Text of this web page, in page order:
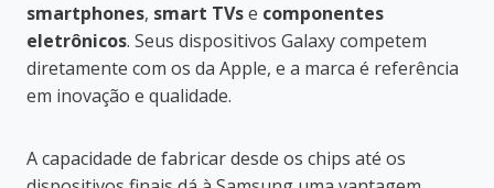
smartphones, smart TVse componentes
eletrônicos. Seus dispositivos Galaxy competem
diretamente com os da Apple, e a marca é referência
em inovação e qualidade.
A capacidade de fabricar desde os chips até os